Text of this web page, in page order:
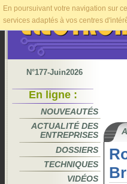
En poursuivant votre navigation sur
services adaptés à vos centres
N°177-Juin2026
En ligne :
NOUVEAUTÉS
ACTUALITÉ DES
ENTREPRISES
DOSSIERS
TECHNIQUES
VIDÉOS